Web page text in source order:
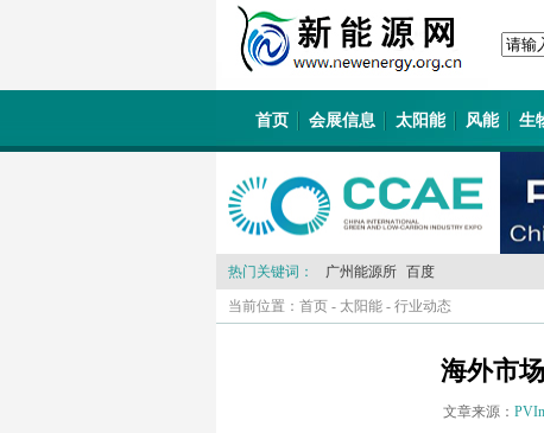
首页 会展信息 太阳能 风能 生
热门关键词： 广州能源所 百度
当前位置： 首页 - 太阳能 - 行业动态
海外市
文章来源：